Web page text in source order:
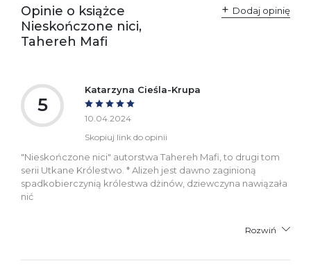
Opinie o książce
Nieskończone nici,
Tahereh Mafi
Dodaj opinię
5
Katarzyna Cieśla-Krupa
10.04.2024
Skopiuj link do opinii
"Nieskończone nici" autorstwa Tahereh Mafi, to drugi tom
serii Utkane Królestwo. * Alizeh jest dawno zaginioną
spadkobierczynią królestwa dżinów, dziewczyna nawiązała
nić
Rozwiń